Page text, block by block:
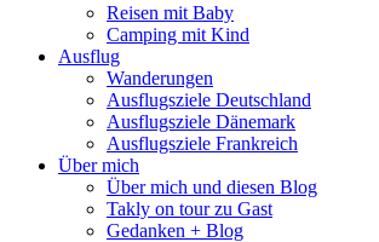
Reisen mit Baby
Camping mit Kind
Ausflug
Wanderungen
Ausflugsziele Deutschland
Ausflugsziele Dänemark
Ausflugsziele Frankreich
Über mich
Über mich und diesen Blog
Takly on tour zu Gast
Gedanken + Blog